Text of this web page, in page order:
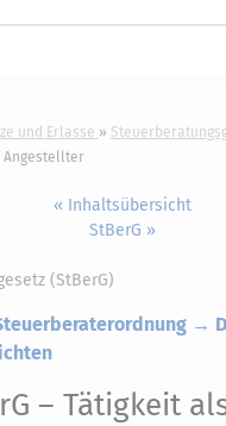
und Erlasse
Angestellter
« Inhaltsübersicht
StBerG »
(StBerG)
→
– Tätigkeit